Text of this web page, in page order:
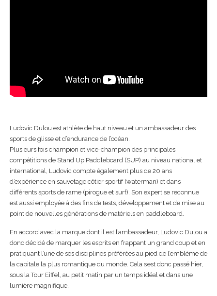
Ludovic Dulou est athlète de haut niveau et un ambassadeur des
sports de glisse et d’endurance de l’océan.
Plusieurs fois champion et vice-champion des principales
compétitions de Stand Up Paddleboard (SUP) au niveau national et
international, Ludovic compte également plus de 20 ans
d’expérience en sauvetage côtier sportif (waterman) et dans
différents sports de rame (pirogue et surf). Son expertise reconnue
est aussi employée à des fins de tests, développement et de mise au
point de nouvelles générations de matériels en paddleboard.
En accord avec la marque dont il est l’ambassadeur, Ludovic Dulou a
donc décidé de marquer les esprits en frappant un grand coup et en
pratiquant l’une de ses disciplines préférées au pied de l’emblème de
la capitale la plus romantique du monde. Cela s’est donc passé hier,
sous la Tour Eiffel, au petit matin par un temps idéal et dans une
lumière magnifique.